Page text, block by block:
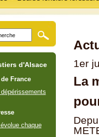
1er
La
d'Alsace
France
chaque